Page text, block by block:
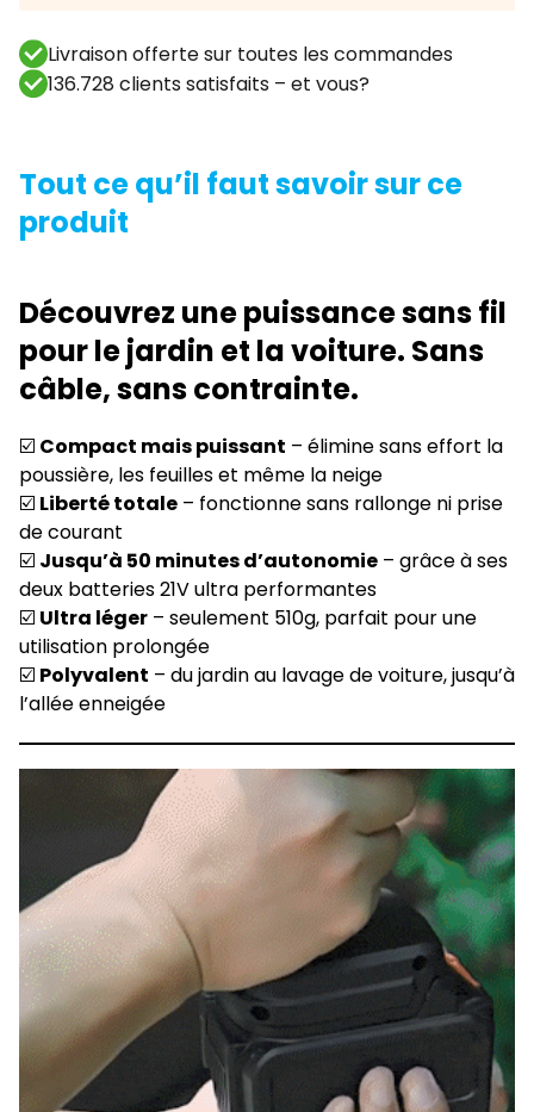
Livraison offerte sur toutes les commandes
136.728 clients satisfaits – et vous?
Tout ce qu’il faut savoir sur ce
produit
Découvrez une puissance sans fil
pour le jardin et la voiture. Sans
câble, sans contrainte.
☑️ Compact mais puissant – élimine sans effort la
poussière, les feuilles et même la neige
☑️ Liberté totale – fonctionne sans rallonge ni prise
de courant
☑️ Jusqu’à 50 minutes d’autonomie – grâce à ses
deux batteries 21V ultra performantes
☑️ Ultra léger – seulement 510g, parfait pour une
utilisation prolongée
☑️ Polyvalent – du jardin au lavage de voiture, jusqu’à
l’allée enneigée